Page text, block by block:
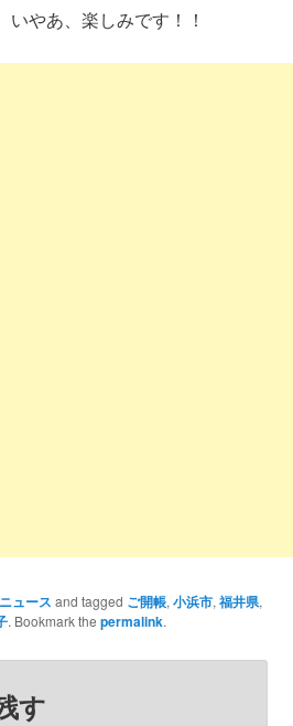
やあ、楽しみです！！
ュース and tagged ご開帳, 小浜市, 福井県,
. Bookmark the permalink.
す